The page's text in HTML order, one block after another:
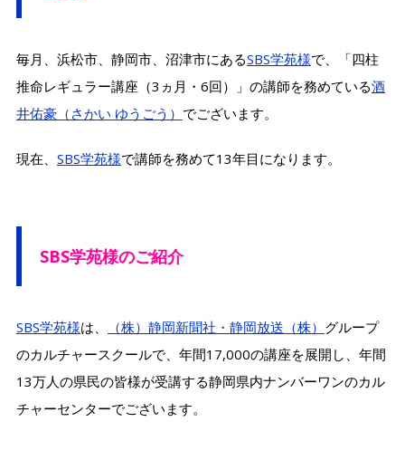
毎月、浜松市、静岡市、沼津市にあるSBS学苑様で、「四柱
推命レギュラー講座（3ヵ月・6回）」の講師を務めている酒
井佑豪（さかい ゆうごう） でございます。
現在、 SBS学苑様で講師を務めて13年目になります。
SBS学苑様のご紹介
SBS学苑様は、 （株）静岡新聞社・静岡放送（株） グループ
のカルチャースクールで、年間17,000の講座を展開し、年間
13万人の県民の皆様が受講する静岡県内ナンバーワンのカル
チャーセンターでございます。